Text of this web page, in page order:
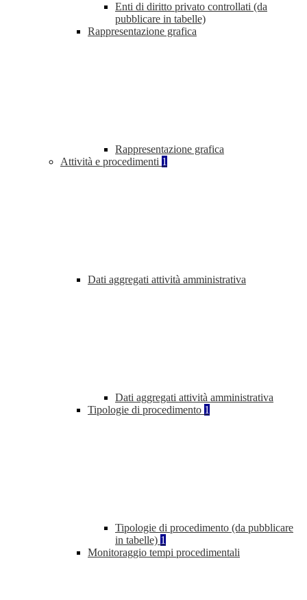
Enti di diritto privato controllati (da
pubblicare in tabelle)
Rappresentazione grafica
Rappresentazione grafica
Attività e procedimenti 1
Dati aggregati attività amministrativa
Dati aggregati attività amministrativa
Tipologie di procedimento 1
Tipologie di procedimento (da pubblicare
in tabelle) 1
Monitoraggio tempi procedimentali